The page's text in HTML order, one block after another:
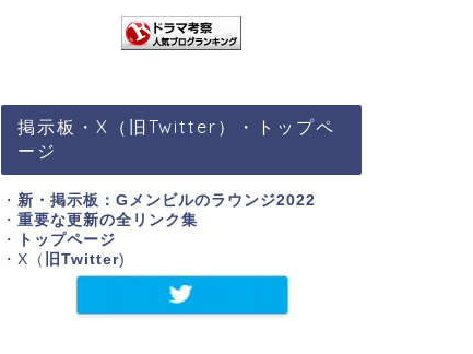
掲示板・X（旧Twitter）・トップペ
ージ
・ 新・掲示板：Gメンビルのラウンジ2022
・ 重要な更新の全リンク集
・
トップページ
・X（ 旧Twitter)